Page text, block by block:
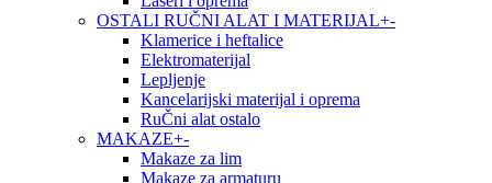
OSTALI RUČNI ALAT I MATERIJAL+-
Klamerice i heftalice
Elektromaterijal
Lepljenje
Kancelarijski materijal i oprema
RuČni alat ostalo
MAKAZE+-
Makaze za lim
Makaze za armaturu